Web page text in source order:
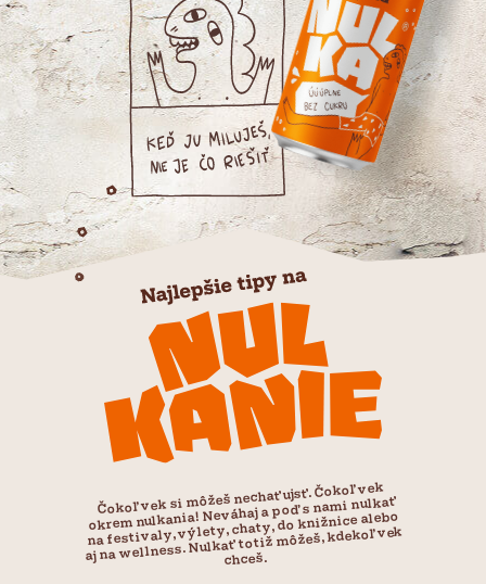
Čokoľvek si môžeš nechať ujsť. Čokoľvek
okrem nulkania! Neváhaj a poď s nami nulkať
na festivaly, výlety, chaty, do knižnice alebo
aj na wellness. Nulkať totiž môžeš, kdekoľvek
chceš.